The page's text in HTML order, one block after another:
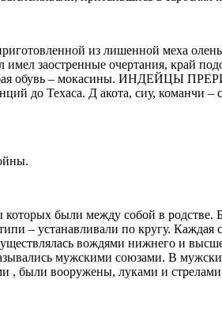
из лишенной меха
заостренные очертания, край
обувь – мокасины. ИНДЕЙЦЫ
до Техаса. Д акота, сиу, команчи
были между собой в
– устанавливали по кругу. Каждая
вождями нижнего и
мужскими союзами. В
, были вооружены, луками и